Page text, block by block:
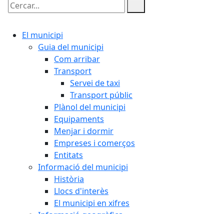
Cercar:
El municipi
Guia del municipi
Com arribar
Transport
Servei de taxi
Transport públic
Plànol del municipi
Equipaments
Menjar i dormir
Empreses i comerços
Entitats
Informació del municipi
Història
Llocs d'interès
El municipi en xifres